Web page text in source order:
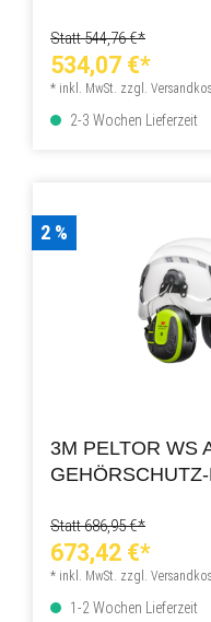
Statt 544,76 €*
534,07 €*
* inkl. MwSt. zzgl.
2-3 Wochen Lieferzeit
2 %
3M PELTOR WS
Statt 686,95 €*
673,42 €*
* inkl. MwSt. zzgl.
1-2 Wochen Lieferzeit